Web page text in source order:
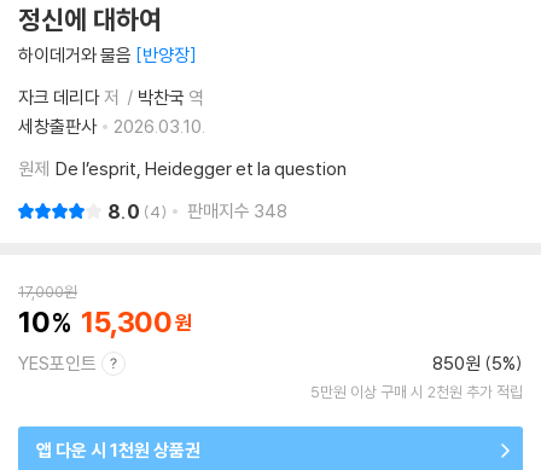
정신에 대하여
하이데거와 물음 반양장
자크 데리다저 박찬국 역
세창출판사
2026.03.10.
원제 De l’esprit, Heidegger et la question
8.0 4 판매지수 348
17,000원
10 15,300
YES포인트 850원 (5%)
5만원 이상 구매 시 2천원 추가 적립
앱 다운 시 1천원 상품권